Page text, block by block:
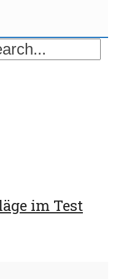
im Test